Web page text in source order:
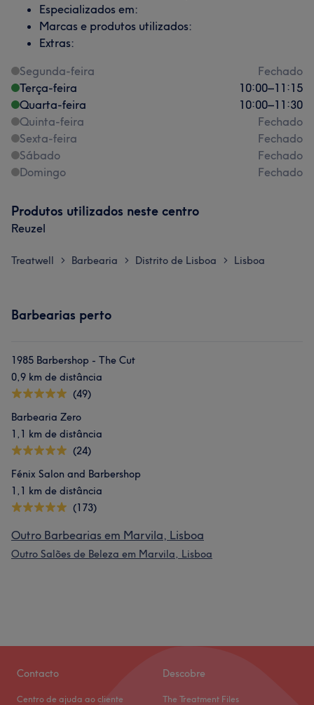
Especializados em:
Marcas e produtos utilizados:
Extras:
Segunda-feira
Fechado
Terça-feira
10:00–11:15
Quarta-feira
10:00–11:30
Quinta-feira
Fechado
Sexta-feira
Fechado
Sábado
Fechado
Domingo
Fechado
Produtos utilizados neste centro
Reuzel
Treatwell > Barbearia > Distrito de Lisboa > Lisboa
Barbearias perto
1985 Barbershop - The Cut
0,9 km de distância
(49)
Barbearia Zero
1,1 km de distância
(24)
Fénix Salon and Barbershop
1,1 km de distância
(173)
Outro Barbearias em Marvila, Lisboa
Outro Salões de Beleza em Marvila, Lisboa
Contacto
Centro de ajuda ao cliente
Descobre
The Treatment Files